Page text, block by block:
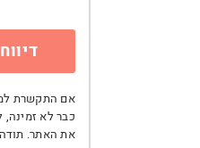
אם התקשרת
כבר לא זמינה,
את האתר.